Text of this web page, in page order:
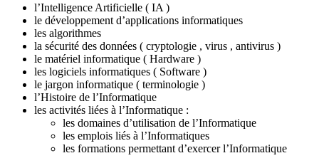
l’Intelligence Artificielle ( IA )
le développement d’applications informatiques
les algorithmes
la sécurité des données ( cryptologie , virus , antivirus )
le matériel informatique ( Hardware )
les logiciels informatiques ( Software )
le jargon informatique ( terminologie )
l’Histoire de l’Informatique
les activités liées à l’Informatique :
les domaines d’utilisation de l’Informatique
les emplois liés à l’Informatiques
les formations permettant d’exercer l’Informatique